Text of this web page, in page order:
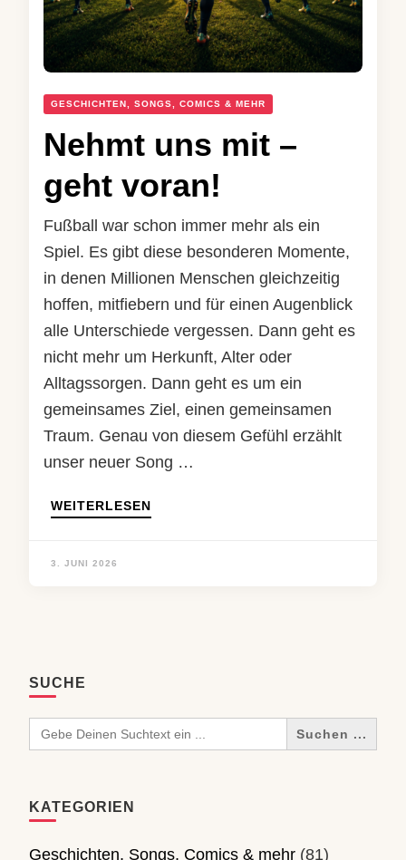
GESCHICHTEN, SONGS, COMICS & MEHR
Nehmt uns mit –
geht voran!
Fußball war schon immer mehr als ein
Spiel. Es gibt diese besonderen Momente,
in denen Millionen Menschen gleichzeitig
hoffen, mitfiebern und für einen Augenblick
alle Unterschiede vergessen. Dann geht es
nicht mehr um Herkunft, Alter oder
Alltagssorgen. Dann geht es um ein
gemeinsames Ziel, einen gemeinsamen
Traum. Genau von diesem Gefühl erzählt
unser neuer Song …
WEITERLESEN
3. JUNI 2026
SUCHE
Search
for:
KATEGORIEN
Geschichten, Songs, Comics & mehr (81)